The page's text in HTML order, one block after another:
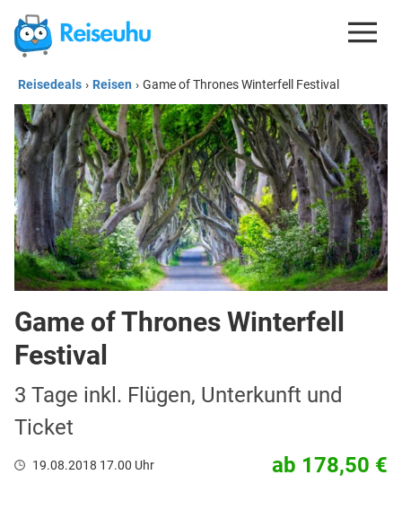
REISEDEALS
GUTSCHEINE
KREDITKARTEN
ESIM
REISEBLOG
Reisedeals › Reisen › Game of Thrones Winterfell Festival
Game of Thrones Winterfell
Festival
3 Tage inkl. Flügen, Unterkunft und
Ticket
19.08.2018 17.00 Uhr ab 178,50 €